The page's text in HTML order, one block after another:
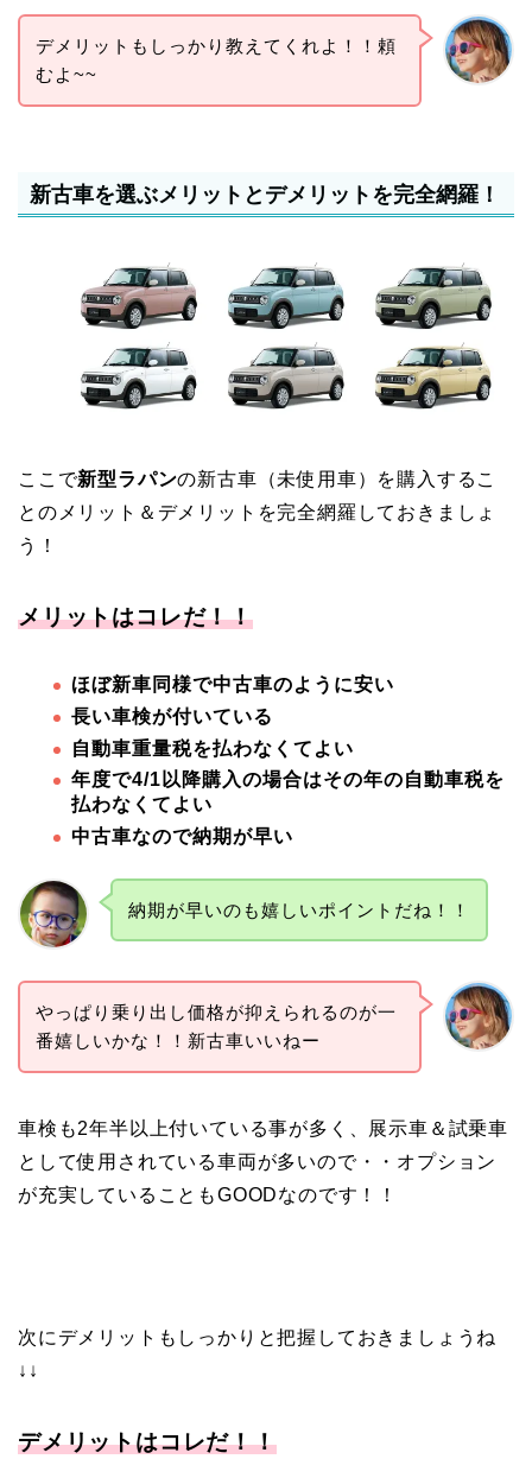
デメリットもしっかり教えてくれよ！！頼
むよ~~
新古車を選ぶメリットとデメリットを完全網羅！
ここで新型ラパンの新古車（未使用車）を購入するこ
とのメリット＆デメリットを完全網羅しておきましょ
う！
メリットはコレだ！！
ほぼ新車同様で中古車のように安い
長い車検が付いている
自動車重量税を払わなくてよい
年度で4/1以降購入の場合はその年の自動車税を
払わなくてよい
中古車なので納期が早い
納期が早いのも嬉しいポイントだね！！
やっぱり乗り出し価格が抑えられるのが一
番嬉しいかな！！新古車いいねー
車検も2年半以上付いている事が多く、展示車＆試乗車
として使用されている車両が多いので・・オプション
が充実していることもGOODなのです！！
次にデメリットもしっかりと把握しておきましょうね
↓↓
デメリットはコレだ！！